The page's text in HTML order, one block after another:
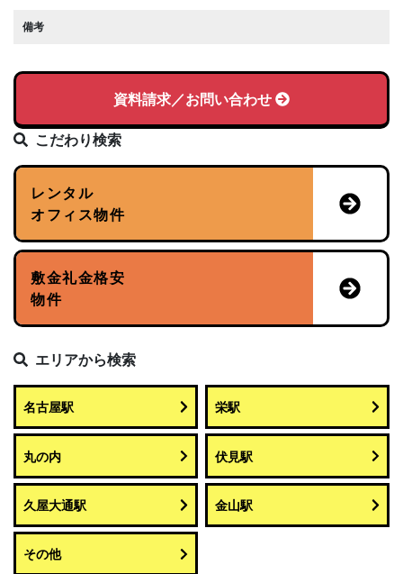
備考
資料請求／お問い合わせ
こだわり検索
レンタル
オフィス物件
敷金礼金格安
物件
エリアから検索
名古屋駅 栄駅
丸の内 伏見駅
久屋大通駅 金山駅
その他